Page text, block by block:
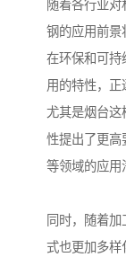
随着各行业
钢的应用前景
在环保和可持
用的特性，正
尤其是烟台这
性提出了更高
等领域的应用
同时，随着
式也更加多样